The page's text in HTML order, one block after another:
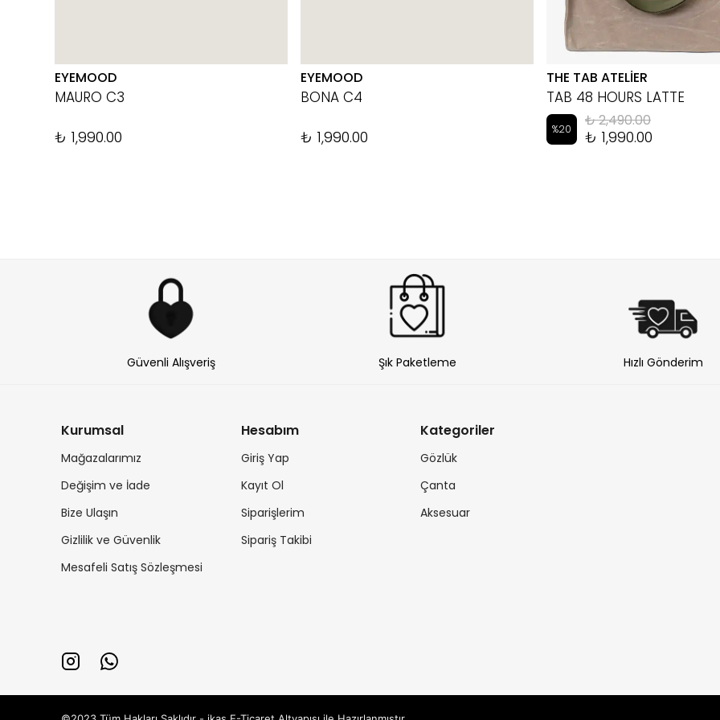
EYEMOOD
MAURO C3
₺ 1,990.00
EYEMOOD
BONA C4
₺ 1,990.00
THE TAB ATELİER
TAB 48 HOURS LATTE
%20 ₺ 2,490.00
₺ 1,990.00
Güvenli Alışveriş Şık Paketleme Hızlı Gönderim
Kurumsal
Mağazalarımız
Değişim ve İade
Bize Ulaşın
Gizlilik ve Güvenlik
Mesafeli Satış Sözleşmesi
Hesabım
Giriş Yap
Kayıt Ol
Siparişlerim
Sipariş Takibi
Kategoriler
Gözlük
Çanta
Aksesuar